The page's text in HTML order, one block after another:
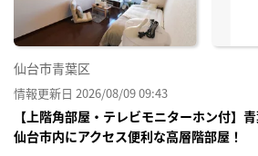
仙台市青葉区
情報更新日 2026/08/09 09:43
【上階角部屋・テレビモニターホン付】
仙台市内にアクセス便利な高層階部屋！